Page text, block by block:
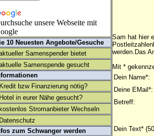
unsere Webseite mit
10 Neuesten Angebote/Gesuche
Samenspender bietet
Samenspende gesucht
Kredit bzw Finanzierung nötig?
Hotel in eurer Nähe gesucht?
kostenlos Stromanbieter Wechseln
Datenschutz
zum Schwanger werden
Sam hat hier
werden.Das
Mit *
Dein Name*:
Deine EMail*:
Betreff:
Dein Text*